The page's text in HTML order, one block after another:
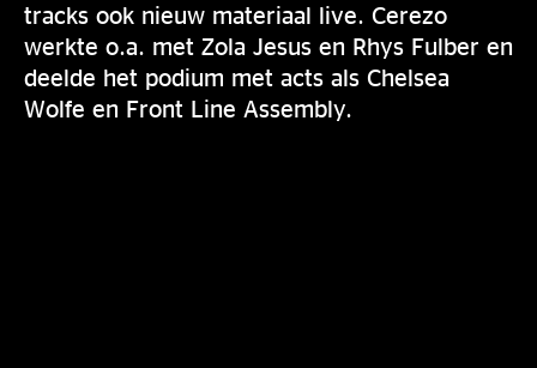
tracks ook nieuw materiaal live. Cerezo
werkte o.a. met Zola Jesus en Rhys Fulber en
deelde het podium met acts als Chelsea
Wolfe en Front Line Assembly.